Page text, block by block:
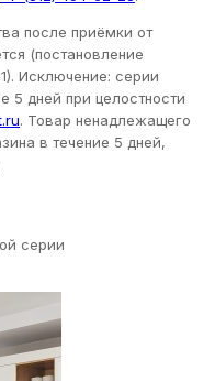
после приёмки от
(постановление
Исключение: серии
5 дней при целостности
. Товар ненадлежащего
в течение 5 дней,
серии